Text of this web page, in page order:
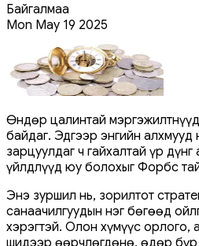
Байгалмаа
Mon May 19 2025
Өндөр цалинтай
байдаг. Эдгээр энгийн алхмууд
зарцуулдаг ч гайхалтай үр
үйлдлүүд юу болохыг Форбс
Энэ зуршил нь, зорилтот
санаачилгуудын нэг бөгөөд
хэрэгтэй. Олон хүмүүс орлого,
шидээр өөрчлөгдөнө, өдөр